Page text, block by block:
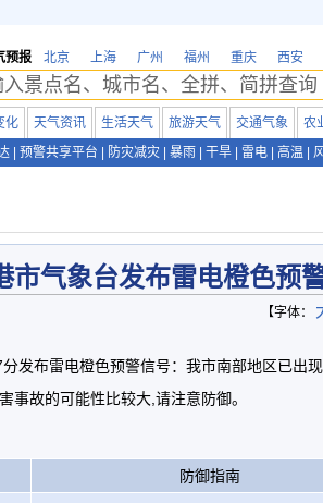
预报 北京 上海 广州 福州 重庆 西安
化 天气资讯 生活天气 旅游天气 交通气象 农
预警共享平台 防灾减灾 暴雨 干旱 雷电 高温
市气象台发布雷电橙色预
【字体：
发布雷电橙色预警信号：我市南部地区已出现
事故的可能性比较大,请注意防御。
防御指南